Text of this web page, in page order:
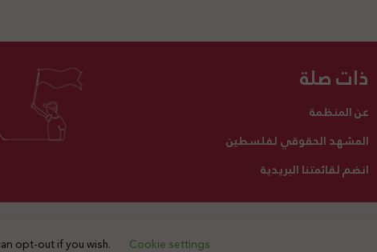
ذات صلة
عن المنظمة
المشهد الحقوقي لفلسطين
انضم لقائمتنا البريدية
اتصل بنا تبرع لنا opt-out if you wish. Cookie settings